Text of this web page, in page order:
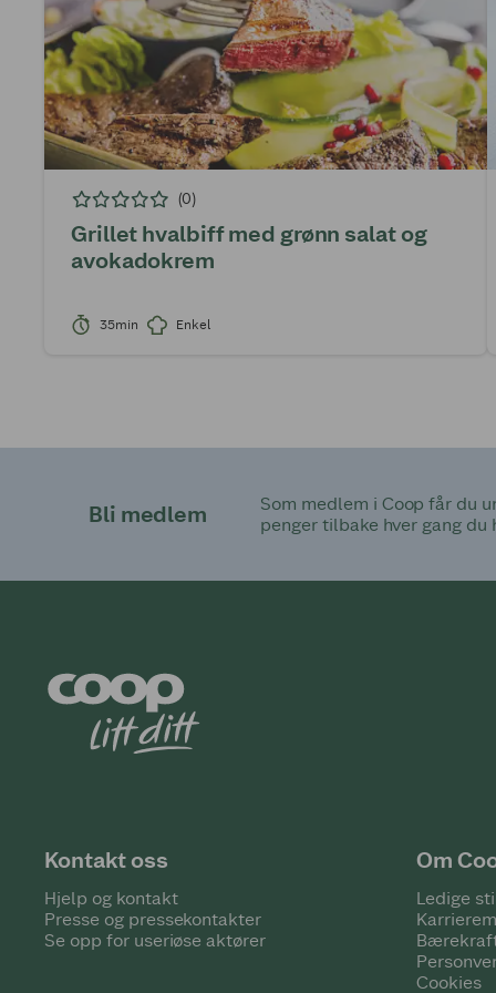
(0)
Grillet hvalbiff med grønn salat og
avokadokrem
35min Enkel
Bli medlem
Som medlem i Coop får du
penger tilbake hver gang du
Kontakt oss
Hjelp og kontakt
Presse og pressekontakter
Se opp for useriøse aktører
Om
Ledige
Cookies